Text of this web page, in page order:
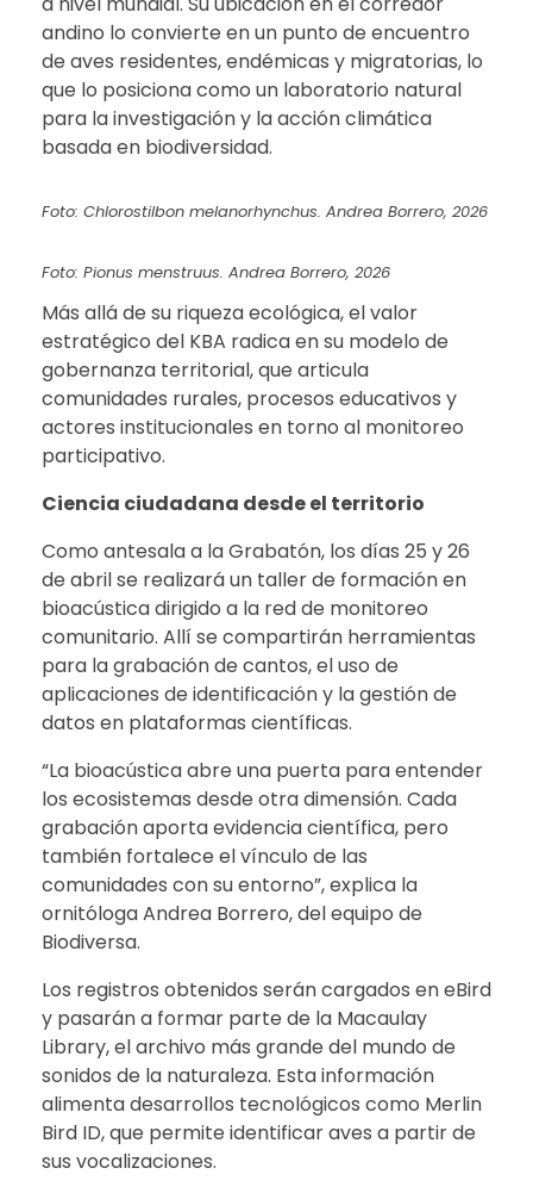
andino lo convierte en un punto de encuentro
de aves residentes, endémicas y migratorias, lo
que lo posiciona como un laboratorio natural
para la investigación y la acción climática
basada en biodiversidad.
Foto: Chlorostilbon melanorhynchus. Andrea Borrero, 2026
Foto: Pionus menstruus. Andrea Borrero, 2026
Más allá de su riqueza ecológica, el valor
estratégico del KBA radica en su modelo de
gobernanza territorial, que articula
comunidades rurales, procesos educativos y
actores institucionales en torno al monitoreo
participativo.
Ciencia ciudadana desde el territorio
Como antesala a la Grabatón, los días 25 y 26
de abril se realizará un taller de formación en
bioacústica dirigido a la red de monitoreo
comunitario. Allí se compartirán herramientas
para la grabación de cantos, el uso de
aplicaciones de identificación y la gestión de
datos en plataformas científicas.
“La bioacústica abre una puerta para entender
los ecosistemas desde otra dimensión. Cada
grabación aporta evidencia científica, pero
también fortalece el vínculo de las
comunidades con su entorno”, explica la
ornitóloga Andrea Borrero, del equipo de
Biodiversa.
Los registros obtenidos serán cargados en eBird
y pasarán a formar parte de la Macaulay
Library, el archivo más grande del mundo de
sonidos de la naturaleza. Esta información
alimenta desarrollos tecnológicos como Merlin
Bird ID, que permite identificar aves a partir de
sus vocalizaciones.